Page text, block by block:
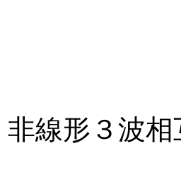
非線形３波